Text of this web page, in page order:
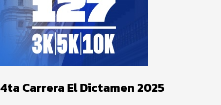
4ta Carrera El Dictamen 2025